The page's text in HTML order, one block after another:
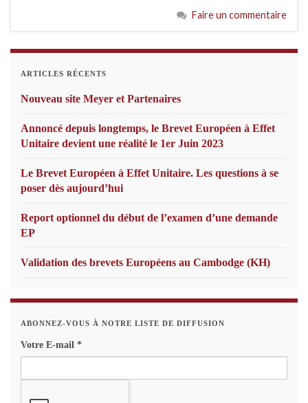
Faire un commentaire
ARTICLES RÉCENTS
Nouveau site Meyer et Partenaires
Annoncé depuis longtemps, le Brevet Européen à Effet
Unitaire devient une réalité le 1er Juin 2023
Le Brevet Européen à Effet Unitaire. Les questions à se
poser dès aujourd’hui
Report optionnel du début de l’examen d’une demande
EP
Validation des brevets Européens au Cambodge (KH)
ABONNEZ-VOUS À NOTRE LISTE DE DIFFUSION
Votre E-mail *